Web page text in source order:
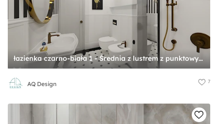
łazienka czarno-biała 1 - Średnia z lustrem z punktowym oświetleniem łazienka, styl glamour - zdjęcie od AQ Design
AQ Design 7